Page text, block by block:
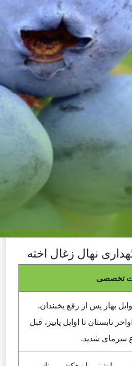
نهال زغال اخته
تخصصی
بهار پس از رفع یخبندان.
اواخر تابستان تا اوایل پاییز، قبل
سرمای شدید.